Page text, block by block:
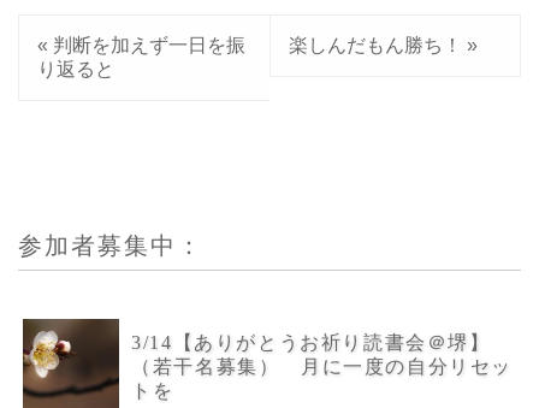
« 判断を加えず一日を振
り返ると
楽しんだもん勝ち！ »
参加者募集中：
3/14【ありがとうお祈り読書会＠堺】
（若干名募集） 月に一度の自分リセッ
トを